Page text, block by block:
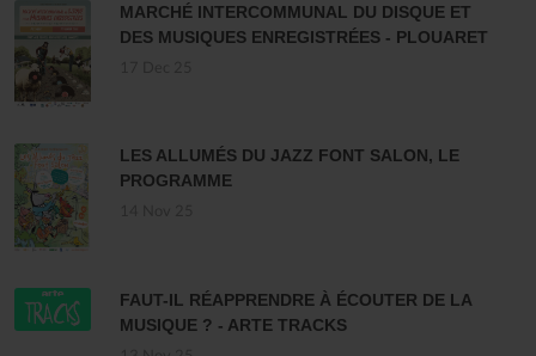
MARCHÉ INTERCOMMUNAL DU DISQUE ET
DES MUSIQUES ENREGISTRÉES - PLOUARET
LES ALLUMÉS DU JAZZ FONT SALON, LE
PROGRAMME
FAUT-IL RÉAPPRENDRE À ÉCOUTER DE LA
MUSIQUE ? - ARTE TRACKS